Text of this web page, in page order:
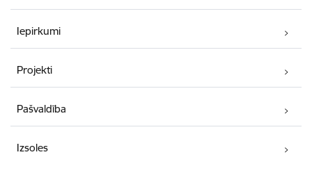
Iepirkumi
Projekti
Pašvaldība
Izsoles